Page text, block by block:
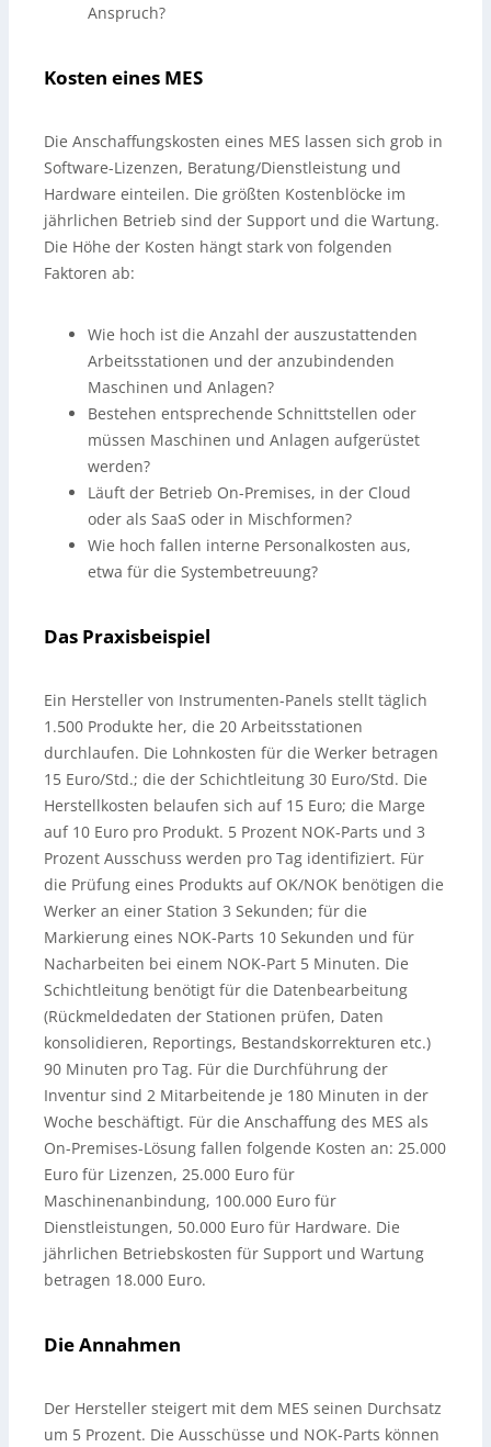
Anspruch?
Kosten eines MES
Die Anschaffungskosten eines MES lassen sich grob in
Software-Lizenzen, Beratung/Dienstleistung und
Hardware einteilen. Die größten Kostenblöcke im
jährlichen Betrieb sind der Support und die Wartung.
Die Höhe der Kosten hängt stark von folgenden
Faktoren ab:
Wie hoch ist die Anzahl der auszustattenden
Arbeitsstationen und der anzubindenden
Maschinen und Anlagen?
Bestehen entsprechende Schnittstellen oder
müssen Maschinen und Anlagen aufgerüstet
werden?
Läuft der Betrieb On-Premises, in der Cloud
oder als SaaS oder in Mischformen?
Wie hoch fallen interne Personalkosten aus,
etwa für die Systembetreuung?
Das Praxisbeispiel
Ein Hersteller von Instrumenten-Panels stellt täglich
1.500 Produkte her, die 20 Arbeitsstationen
durchlaufen. Die Lohnkosten für die Werker betragen
15 Euro/Std.; die der Schichtleitung 30 Euro/Std. Die
Herstellkosten belaufen sich auf 15 Euro; die Marge
auf 10 Euro pro Produkt. 5 Prozent NOK-Parts und 3
Prozent Ausschuss werden pro Tag identifiziert. Für
die Prüfung eines Produkts auf OK/NOK benötigen die
Werker an einer Station 3 Sekunden; für die
Markierung eines NOK-Parts 10 Sekunden und für
Nacharbeiten bei einem NOK-Part 5 Minuten. Die
Schichtleitung benötigt für die Datenbearbeitung
(Rückmeldedaten der Stationen prüfen, Daten
konsolidieren, Reportings, Bestandskorrekturen etc.)
90 Minuten pro Tag. Für die Durchführung der
Inventur sind 2 Mitarbeitende je 180 Minuten in der
Woche beschäftigt. Für die Anschaffung des MES als
On-Premises-Lösung fallen folgende Kosten an: 25.000
Euro für Lizenzen, 25.000 Euro für
Maschinenanbindung, 100.000 Euro für
Dienstleistungen, 50.000 Euro für Hardware. Die
jährlichen ­Betriebskosten für Support und Wartung
betragen 18.000 Euro.
Die Annahmen
Der Hersteller steigert mit dem MES seinen Durchsatz
um 5 Prozent. Die Ausschüsse und NOK-Parts können